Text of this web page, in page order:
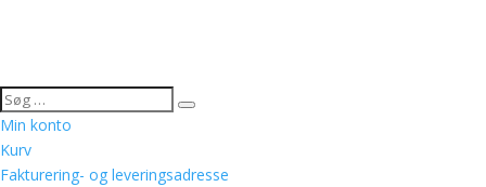
Min konto
Kurv
Fakturering- og leveringsadresse